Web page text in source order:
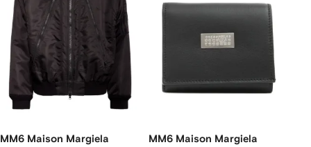
MM6 Maison Margiela MM6 Maison Margiela